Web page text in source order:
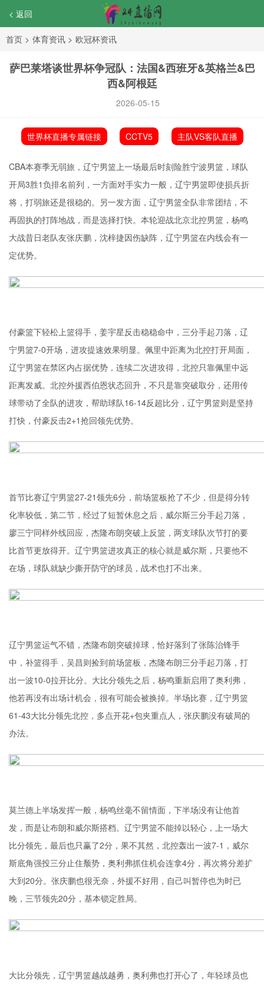
< 返回
首页 > 体育资讯 > 欧冠杯资讯
萨巴莱塔谈世界杯争冠队：法国&西班牙&英格兰&巴
西&阿根廷
2026-05-15
世界杯直播专属链接 CCTV5 主队VS客队直播
CBA本赛季无弱旅，辽宁男篮上一场最后时刻险胜宁波男篮，球队
开局3胜1负排名前列，一方面对手实力一般，辽宁男篮即使损兵折
将，打弱旅还是很稳的。另一发方面，辽宁男篮全队非常团结，不
再固执的打阵地战，而是选择打快。本轮迎战北京北控男篮，杨鸣
大战昔日老队友张庆鹏，沈梓捷因伤缺阵，辽宁男篮在内线会有一
定优势。
付豪篮下轻松上篮得手，姜宇星反击稳稳命中，三分手起刀落，辽
宁男篮7-0开场，进攻提速效果明显。佩里中距离为北控打开局面，
辽宁男篮在禁区内占据优势，连续二次进攻得，北控只靠佩里中远
距离发威。北控外援西伯恩状态回升，不只是靠突破取分，还用传
球带动了全队的进攻，帮助球队16-14反超比分，辽宁男篮则是坚持
打快，付豪反击2+1抢回领先优势。
首节比赛辽宁男篮27-21领先6分，前场篮板抢了不少，但是得分转
化率较低，第二节，经过了短暂休息之后，威尔斯三分手起刀落，
廖三宁同样外线回应，杰隆布朗突破上反篮，两支球队次节打的要
比首节更放得开。辽宁男篮进攻真正的核心就是威尔斯，只要他不
在场，球队就缺少撕开防守的球员，战术也打不出来。
辽宁男篮运气不错，杰隆布朗突破掉球，恰好落到了张陈治锋手
中，补篮得手，吴昌则捡到前场篮板，杰隆布朗三分手起刀落，打
出一波10-0拉开比分。大比分领先之后，杨鸣重新启用了奥利弗，
他若再没有出场计机会，很有可能会被换掉。半场比赛，辽宁男篮
61-43大比分领先北控，多点开花+包夹重点人，张庆鹏没有破局的
办法。
莫兰德上半场发挥一般，杨鸣丝毫不留情面，下半场没有让他首
发，而是让布朗和威尔斯搭档。辽宁男篮不能掉以轻心，上一场大
比分领先，最后也只赢了2分，果不其然，北控轰出一波7-1，威尔
斯底角强投三分止住颓势，奥利弗抓住机会连拿4分，再次将分差扩
大到20分。张庆鹏也很无奈，外援不好用，自己叫暂停也为时已
晚，三节领先20分，基本锁定胜局。
大比分领先，辽宁男篮越战越勇，奥利弗也打开心了，年轻球员也